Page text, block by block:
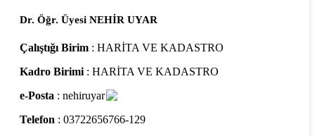
Dr. Öğr. Üyesi NEHİR UYAR
Çalıştığı Birim : HARİTA VE KADASTRO
Kadro Birimi : HARİTA VE KADASTRO
e-Posta : nehiruyar
Telefon : 03722656766-129